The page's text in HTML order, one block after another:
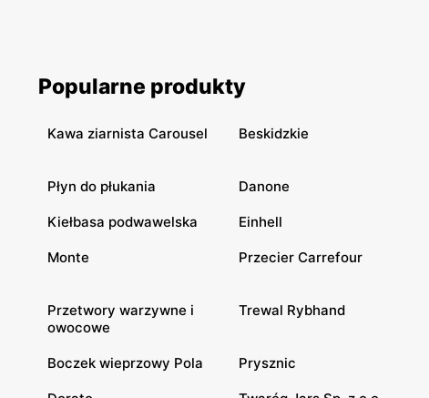
Popularne produkty
Kawa ziarnista Carousel Beskidzkie
Płyn do płukania Danone
Kiełbasa podwawelska Einhell
Monte Przecier Carrefour
Przetwory warzywne i
owocowe
Trewal Rybhand
Boczek wieprzowy Pola Prysznic